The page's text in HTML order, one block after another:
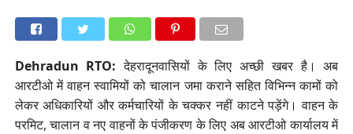
Dehradun RTO: देहरादूनवासियों के लिए अच्छी खबर है। अब
आरटीओ में वाहन स्वामियों को चालान जमा कराने सहित विभिन्न कामों को
लेकर अधिकारियों और कर्मचारियों के चक्कर नहीं काटने पड़ेंगे। वाहन के
परमिट, चालान व नए वाहनों के पंजीकरण के लिए अब आरटीओ कार्यालय में